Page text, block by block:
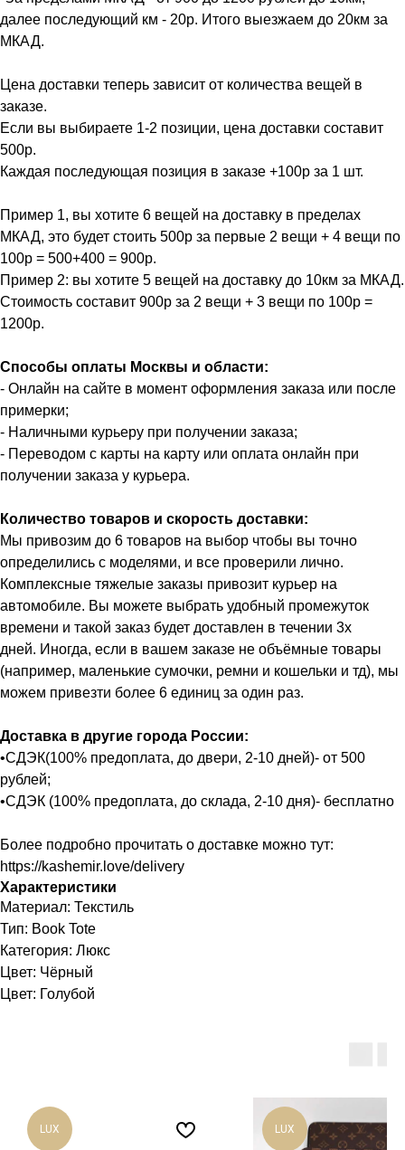
далее последующий км - 20р. Итого выезжаем до 20км за
МКАД.
Цена доставки теперь зависит от количества вещей в
заказе.
Если вы выбираете 1-2 позиции, цена доставки составит
500р.
Каждая последующая позиция в заказе +100р за 1 шт.
Пример 1, вы хотите 6 вещей на доставку в пределах
МКАД, это будет стоить 500р за первые 2 вещи + 4 вещи по
100р = 500+400 = 900р.
Пример 2: вы хотите 5 вещей на доставку до 10км за МКАД.
Стоимость составит 900р за 2 вещи + 3 вещи по 100р =
1200р.
Способы оплаты Москвы и области:
- Онлайн на сайте в момент оформления заказа или после
примерки;
- Наличными курьеру при получении заказа;
- Переводом с карты на карту или оплата онлайн при
получении заказа у курьера.
Количество товаров и скорость доставки:
Мы привозим до 6 товаров на выбор чтобы вы точно
определились с моделями, и все проверили лично.
Комплексные тяжелые заказы привозит курьер на
автомобиле. Вы можете выбрать удобный промежуток
времени и такой заказ будет доставлен в течении 3х
дней. Иногда, если в вашем заказе не объёмные товары
(например, маленькие сумочки, ремни и кошельки и тд), мы
можем привезти более 6 единиц за один раз.
Доставка в другие города России:
•СДЭК(100% предоплата, до двери, 2-10 дней)- от 500
рублей;
•СДЭК (100% предоплата, до склада, 2-10 дня)- бесплатно
Более подробно прочитать о доставке можно тут:
https://kashemir.love/delivery
Характеристики
Материал: Текстиль
Тип: Book Tote
Категория: Люкс
Цвет: Чёрный
Цвет: Голубой
LUX LUX